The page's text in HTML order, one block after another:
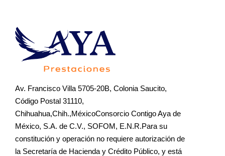
Av. Francisco Villa 5705-20B, Colonia Saucito,
Código Postal 31110,
Chihuahua,Chih.,MéxicoConsorcio Contigo Aya de
México, S.A. de C.V., SOFOM, E.N.R.Para su
constitución y operación no requiere autorización de
la Secretaría de Hacienda y Crédito Público, y está